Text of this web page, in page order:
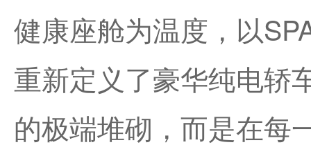
健康座舱为温度，以
重新定义了豪华纯电轿
的极端堆砌，而是在每